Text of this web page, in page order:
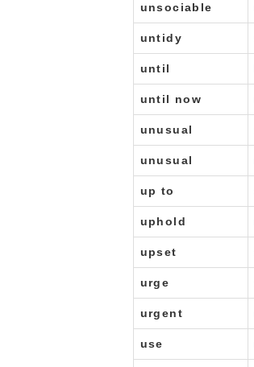
unsociable
untidy
until
until now
unusual
unusual
up to
uphold
upset
urge
urgent
use